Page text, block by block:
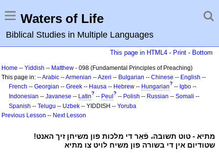
Waters of Life
Biblical Studies in Multiple Languages
This page in HTML4 - Print - Bottom
Home -- Yiddish -- Matthew - 098 (Fundamental Principles of Preaching)
This page in: --Arabic --Armenian --Azeri -- Bulgarian -- Chinese -- English --
French -- Georgian -- Greek -- Hausa -- Hebrew -- Hungarian? -- Igbo --
Indonesian -- Javanese -- Latin? -- Peul ? -- Polish -- Russian -- Somali --
Spanish -- Telugu -- Uzbek -- YIDDISH -- Yoruba
Previous Lesson -- Next Lesson
מתיא - טוט תשובה، פֿאַר די מלכות פון משיחן זיך האנט!
שטודיום אין די בשורה פון משיח לויט צו מתיא